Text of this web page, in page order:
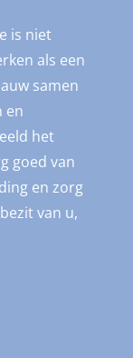
is niet
als een
samen
en
het
goed van
en zorg
van u,